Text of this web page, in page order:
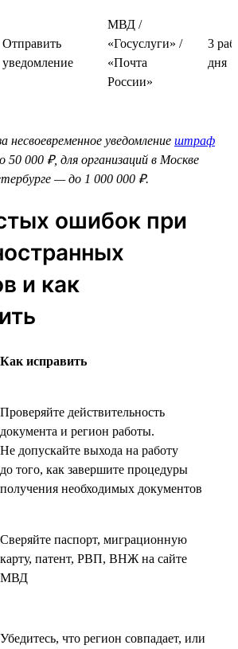
Отправить
уведомление
МВД /
«Госуслуги» /
«Почта
России»
3
дня
несвоевременное уведомление штраф
000 ₽, для организаций в Москве
— до 1 000 000 ₽.
ошибок при
и как
Как исправить
Проверяйте действительность
документа и регион работы.
Не допускайте выхода на работу
до того, как завершите процедуры
получения необходимых документов
Сверяйте паспорт, миграционную
карту, патент, РВП, ВНЖ на сайте
МВД
Убедитесь, что регион совпадает, или